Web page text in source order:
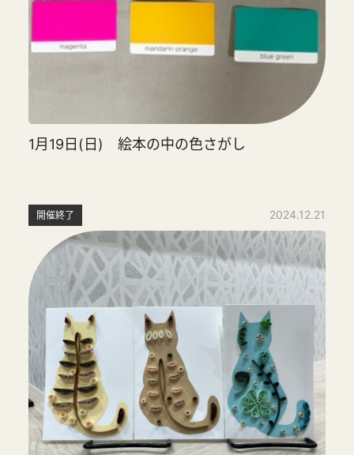
1月19日(日) 絵本の中の色さがし
開催終了 2024.12.21